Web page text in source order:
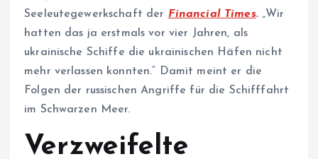
Seeleutegewerkschaft der Financial Times.„Wir
hatten das ja erstmals vor vier Jahren, als
ukrainische Schiffe die ukrainischen Häfen nicht
mehr verlassen konnten.“ Damit meint er die
Folgen der russischen Angriffe für die Schifffahrt
im Schwarzen Meer.
Verzweifelte